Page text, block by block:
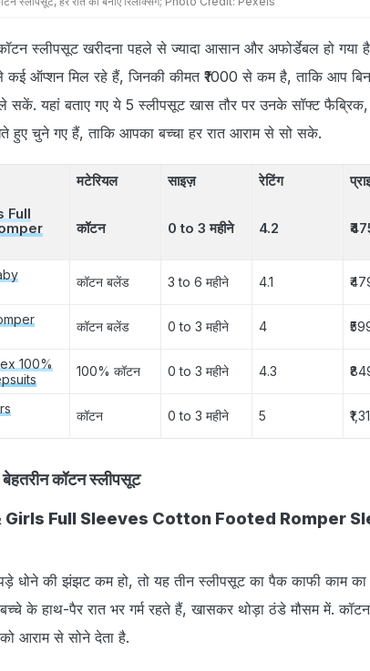
स्लीपसूट खरीदना पहले से ज्यादा आसान और अफोर्डेबल हो गया
ऑप्शन मिल रहे हैं, जिनकी कीमत ₹1000 से कम है, ताकि आप बिना
ले सकें. यहां बताए गए ये 5 स्लीपसूट खास तौर पर उनके सॉफ्ट
हुए चुने गए हैं, ताकि आपका बच्चा हर रात आराम से सो सके.
मटेरियल साइज़ रेटिंग
Full
कॉटन 0 to 3 महीने 4.2
कॉटन बलेंड 3 to 6 महीने 4.1
कॉटन बलेंड 0 to 3 महीने 4
100%
100% कॉटन 0 to 3 महीने 4.3
कॉटन 0 to 3 महीने 5
कॉटन स्लीपसूट
Girls Full Sleeves Cotton Footed Romper
धोने की झंझट कम हो, तो यह तीन स्लीपसूट का पैक काफी काम
के हाथ-पैर रात भर गर्म रहते हैं, खासकर थोड़ा ठंडे मौसम में.
आराम से सोने देता है.